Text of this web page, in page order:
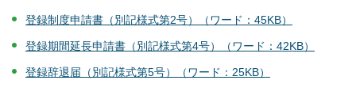
登録制度申請書（別記様式第2号）（ワード：45KB）
登録期間延長申請書（別記様式第4号）（ワード：42KB）
登録辞退届（別記様式第5号）（ワード：25KB）